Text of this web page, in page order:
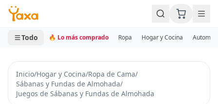
MINI CARRITO
0 productos
Todo 🔥 Lo más comprado Ropa Hogar y Cocina
Inicio/Hogar y Cocina/Ropa de Cama/
Sábanas y Fundas de Almohada/
Juegos de Sábanas y Fundas de Almohada